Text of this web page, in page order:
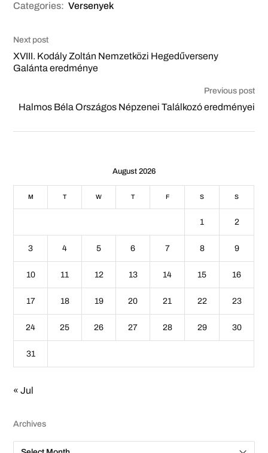
Categories: Versenyek
Next post
XVIII. Kodály Zoltán Nemzetközi Hegedűverseny
Galánta eredménye
Previous post
Halmos Béla Országos Népzenei Találkozó eredményei
August 2026
M T W T F S S
1 2
3 4 5 6 7 8 9
10 11 12 13 14 15 16
17 18 19 20 21 22 23
24 25 26 27 28 29 30
31
« Jul
Archives
A